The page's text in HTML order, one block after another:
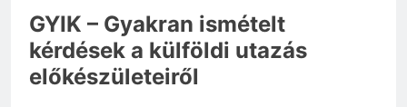
GYIK – Gyakran ismételt
kérdések a külföldi utazás
előkészületeiről